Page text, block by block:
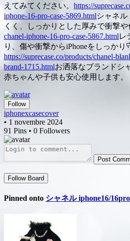
えてみてください。 https://
iphone-16-pro-case-5869.htmlシャネル
くく、しっかりとした厚みで衝撃
chanel-iphone-16-pro-case-5867.htmlレ
り、傷や衝撃からiPhoneをしっか
https://suprecase.co/products/chanel-
brand-1715.htmlお洒落なブランドシ
赤ちゃんや子供も安心使用します。
Follow
iphonexcasecover
• 1 novembre 2024
91 Pins • 0 Followers
Post
Follow Board
Pinned onto シャネル iphone16/